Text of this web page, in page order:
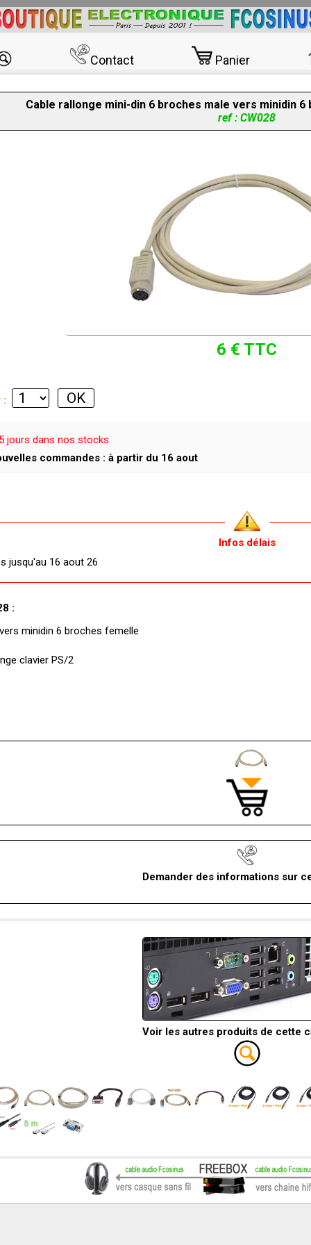
Contact Panier
Cable rallonge mini-din 6 broches male vers minidin
ref : CW028
6 € TTC
:
jours dans nos stocks
commandes : à partir du 16 aout
Infos délais
jusqu'au 16 aout 26
:
minidin 6 broches femelle
clavier PS/2
Demander des informations sur
Voir les autres produits de cette